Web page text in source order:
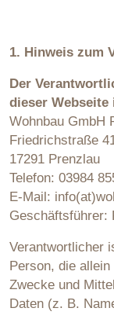
1. Hinweis zum
Der
dieser Webseite
Wohnbau GmbH
Friedrichstraße
17291 Prenzlau
Telefon: 03984
E-Mail:
Geschäftsführer:
Verantwortlicher
Person, die
Zwecke und
Daten (z. B.